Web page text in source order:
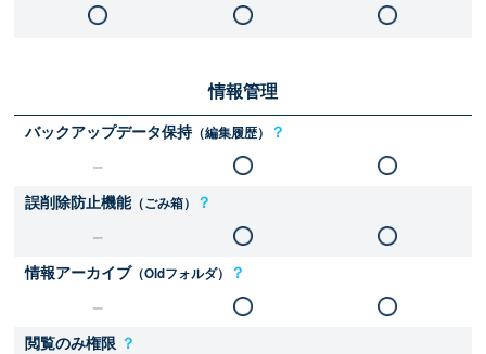
情報管理
バックアップデータ保持（編集履歴） ？
誤削除防止機能（ごみ箱） ？
情報アーカイブ（Oldフォルダ） ？
閲覧のみ権限 ？